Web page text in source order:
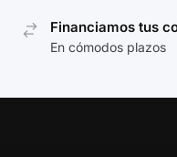
Financiamos tus
En cómodos plazos